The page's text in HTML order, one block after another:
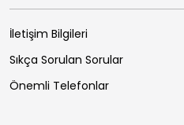
İletişim Bilgileri
Sıkça Sorulan Sorular
Önemli Telefonlar